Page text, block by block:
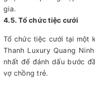
gia.
4.5. Tổ chức tiệc cưới
Tổ chức tiệc cưới tại một
Thanh Luxury Quang
nhất để đánh dấu bước
vợ chồng trẻ.